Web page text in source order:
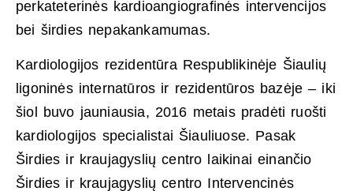
perkateterinės kardioangiografinės intervencijos
bei širdies nepakankamumas.
Kardiologijos rezidentūra Respublikinėje Šiaulių
ligoninės internatūros ir rezidentūros bazėje – iki
šiol buvo jauniausia, 2016 metais pradėti ruošti
kardiologijos specialistai Šiauliuose. Pasak
Širdies ir kraujagyslių centro laikinai einančio
Širdies ir kraujagyslių centro Intervencinės